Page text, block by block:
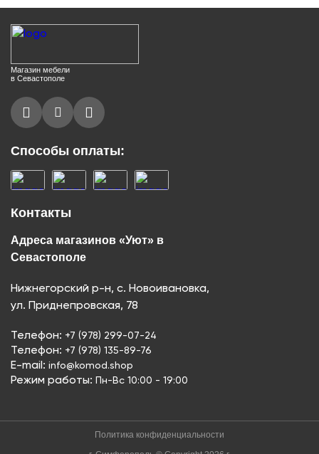
Магазин мебели
в Севастополе
Способы оплаты:
Контакты
Адреса магазинов «Уют» в
Севастополе
Нижнегорский р-н, с. Новоивановка,
ул. Приднепровская, 78
Телефон: +7 (978) 299-07-24
Телефон: +7 (978) 135-89-76
E-mail: info@komod.shop
Режим работы: Пн-Вс 10:00 - 19:00
Политика конфиденциальности